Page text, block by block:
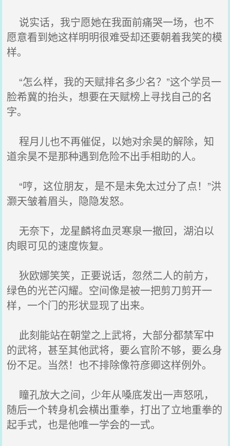
说实话，我宁愿她在我面前痛哭一场，也不
愿意看到她这样明明很难受却还要朝着我笑的模
样。
“怎么样，我的天赋排名多少名？”这个学员一
脸希冀的抬头，想要在天赋榜上寻找自己的名
字。
程月儿也不再催促，以她对余昊的解除，知
道余昊不是那种遇到危险不出手相助的人。
“哼，这位朋友，是不是未免太过分了点！”洪
灏天皱着眉头，隐隐发怒。
无奈下，龙星麟将血灵寒泉一撤回，湖泊以
肉眼可见的速度恢复。
狄欧娜笑笑，正要说话，忽然二人的前方，
绿色的光芒闪耀。空间像是被一把剪刀剪开一
样，一个门的形状显现了出来。
此刻能站在朝堂之上武将，大部分都禁军中
的武将，甚至其他武将，要么官阶不够，要么身
份不足。当然！也不排除像符彦卿这样例外。
瞳孔放大之间，少年从嗓底发出一声怒吼，
随后一个转身机会横出重拳，打出了立地重拳的
起手式，也是他唯一学会的一式。